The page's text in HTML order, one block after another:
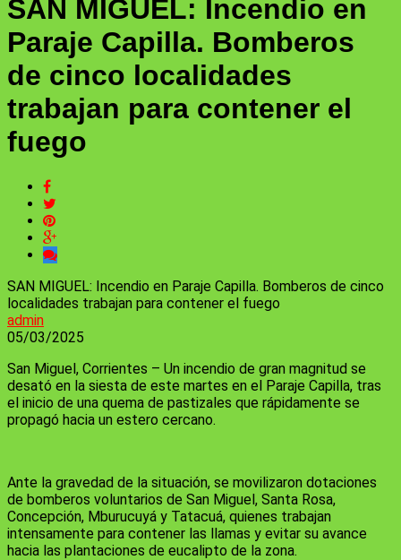
SAN MIGUEL: Incendio en
Paraje Capilla. Bomberos
de cinco localidades
trabajan para contener el
fuego
SAN MIGUEL: Incendio en Paraje Capilla. Bomberos de cinco
localidades trabajan para contener el fuego
admin
05/03/2025
San Miguel, Corrientes – Un incendio de gran magnitud se
desató en la siesta de este martes en el Paraje Capilla, tras
el inicio de una quema de pastizales que rápidamente se
propagó hacia un estero cercano.
Ante la gravedad de la situación, se movilizaron dotaciones
de bomberos voluntarios de San Miguel, Santa Rosa,
Concepción, Mburucuyá y Tatacuá, quienes trabajan
intensamente para contener las llamas y evitar su avance
hacia las plantaciones de eucalipto de la zona.